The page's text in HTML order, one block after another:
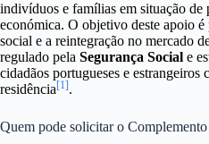
indivíduos e famílias em situação de
económica. O objetivo deste apoio
social e a reintegração no mercado
regulado pela Segurança Social e
cidadãos portugueses e estrangeiros
residência[1].
Quem pode solicitar o